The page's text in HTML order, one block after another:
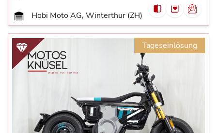
Hobi Moto AG, Winterthur (ZH)
Tageseinlösung